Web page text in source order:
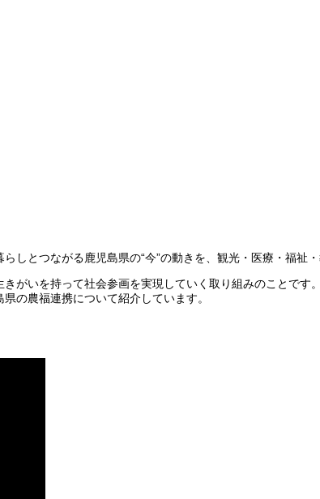
とつながる鹿児島県の“今”の動きを、観光・医療・福祉
がいを持って社会参画を実現していく取り組みのことで
の農福連携について紹介しています。